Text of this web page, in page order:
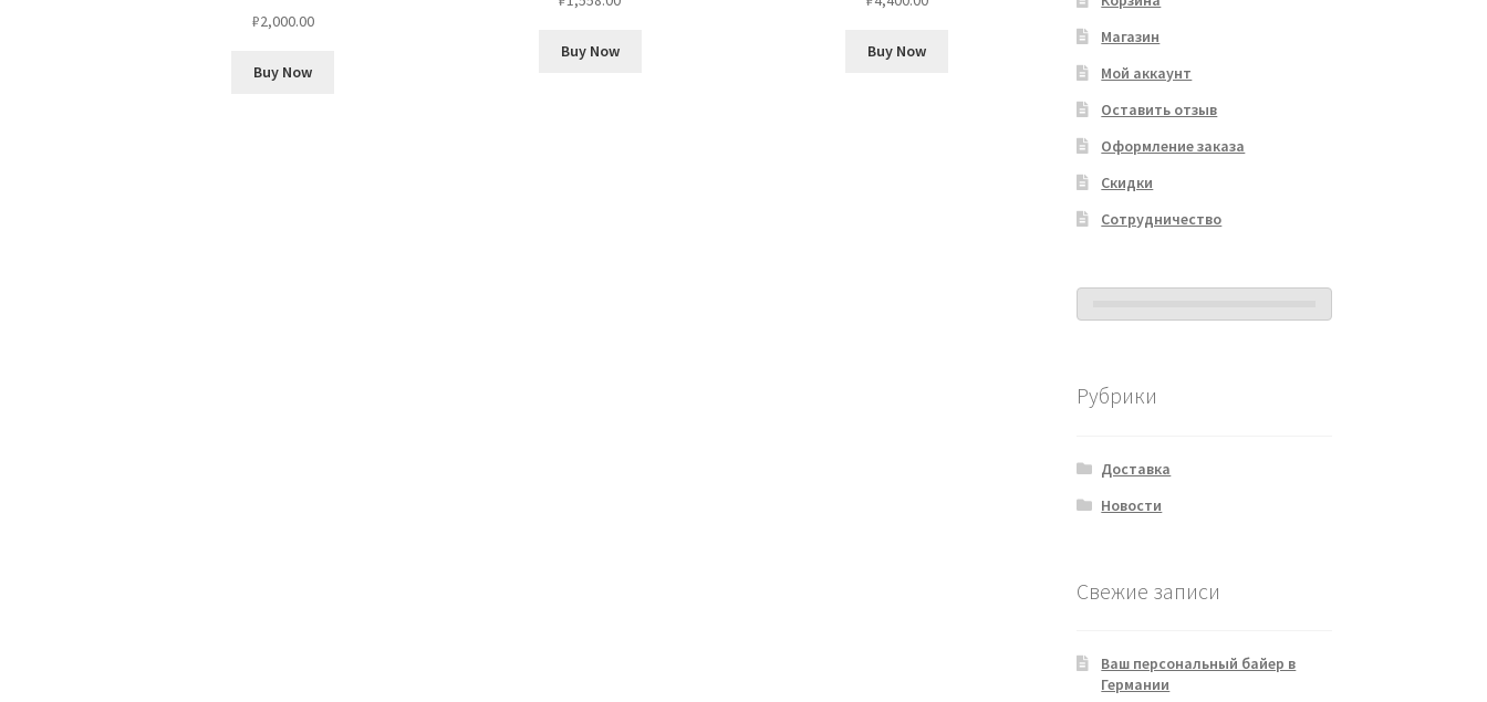
₽2,000.00
Buy Now
Buy Now Buy Now
Магазин
Мой аккаунт
Оставить отзыв
Оформление заказа
Скидки
Сотрудничество
Рубрики
Доставка
Новости
Свежие записи
Ваш персональный байер в
Германии